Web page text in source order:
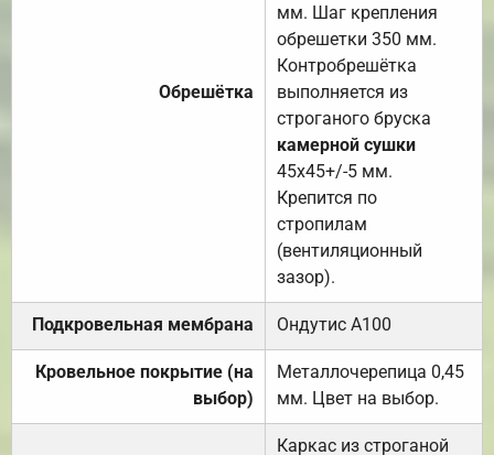
Обрешётка
мм. Шаг крепления
обрешетки 350 мм.
Контробрешётка
выполняется из
строганого бруска
камерной сушки
45х45+/-5 мм.
Крепится по
стропилам
(вентиляционный
зазор).
Подкровельная мембрана Ондутис А100
Кровельное покрытие (на
выбор)
Металлочерепица 0,45
мм. Цвет на выбор.
Каркас из строганой